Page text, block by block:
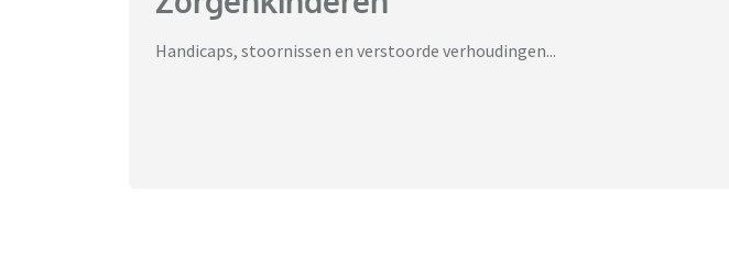
Handicaps, stoornissen en verstoorde verhoudingen...